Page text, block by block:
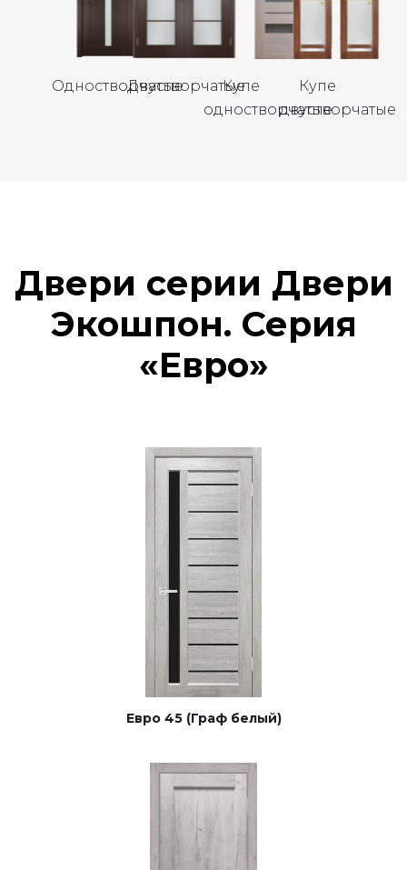
ОдностворчатыеДвустворчатые
Купе
одностворчатые
Купе
двустворчатые
Двери серии Двери
Экошпон. Серия
«Евро»
Евро 45 (Граф белый)